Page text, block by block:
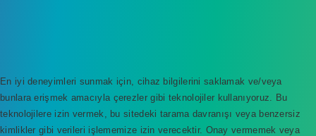
En iyi deneyimleri sunmak için, cihaz bilgilerini saklamak ve/veya
bunlara erişmek amacıyla çerezler gibi teknolojiler kullanıyoruz. Bu
teknolojilere izin vermek, bu sitedeki tarama davranışı veya benzersiz
kimlikler gibi verileri işlememize izin verecektir. Onay vermemek veya